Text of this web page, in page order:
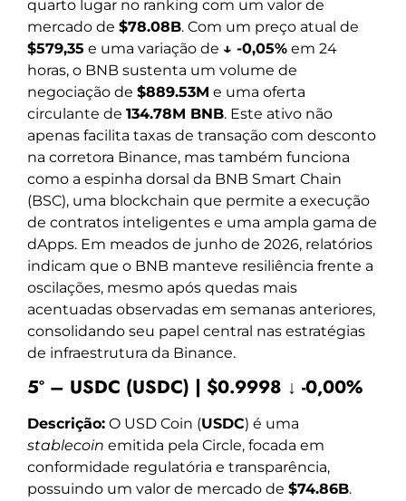
quarto lugar no ranking com um valor de
mercado de $78.08B. Com um preço atual de
$579,35 e uma variação de ↓ -0,05% em 24
horas, o BNB sustenta um volume de
negociação de $889.53M e uma oferta
circulante de 134.78M BNB. Este ativo não
apenas facilita taxas de transação com desconto
na corretora Binance, mas também funciona
como a espinha dorsal da BNB Smart Chain
(BSC), uma blockchain que permite a execução
de contratos inteligentes e uma ampla gama de
dApps. Em meados de junho de 2026, relatórios
indicam que o BNB manteve resiliência frente a
oscilações, mesmo após quedas mais
acentuadas observadas em semanas anteriores,
consolidando seu papel central nas estratégias
de infraestrutura da Binance.
5º – USDC (USDC) | $0.9998 ↓ -0,00%
Descrição: O USD Coin (USDC) é uma
stablecoin emitida pela Circle, focada em
conformidade regulatória e transparência,
possuindo um valor de mercado de $74.86B.